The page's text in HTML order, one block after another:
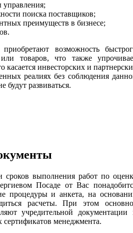
поиска поставщиков;
преимуществ в бизнесе;
возможность
товаров, что также
касается инвесторских и
реалиях без соблюдения
будут развиваться.
сроков выполнения работ по
Посаде от Вас
процедуры и анкета, на
расчеты. При этом
учредительной документации
менеджмента.